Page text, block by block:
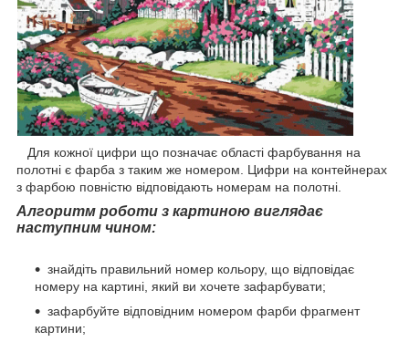
Для кожної цифри що позначає області фарбування на
полотні є фарба з таким же номером. Цифри на контейнерах
з фарбою повністю відповідають номерам на полотні.
Алгоритм роботи з картиною виглядає
наступним чином:
знайдіть правильний номер кольору, що відповідає
номеру на картині, який ви хочете зафарбувати;
зафарбуйте відповідним номером фарби фрагмент
картини;